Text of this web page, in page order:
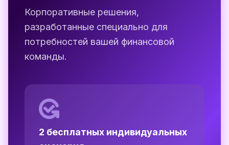
Корпоративные решения,
разработанные специально для
потребностей вашей финансовой
команды.
2 бесплатных индивидуальных